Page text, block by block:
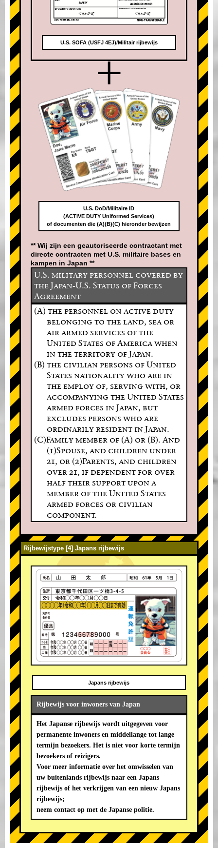
U.S. SOFA (USFJ 4EJ)/Militair rijbewijs
+
U.S. DoD/Militaire ID
(ACTIVE DUTY Uniformed Services)
of documenten die (A)(B)(C) hieronder bewijzen
** Wij zijn een geautoriseerde contractant met
directe contracten met U.S. militaire bases en
kampen in Japan **
U.S. military personnel covered by
the Japan-U.S. Status of Forces
Agreement
(A) the personnel on active duty
belonging to the land, sea or
air armed services of the
United States of America when
in the territory of Japan.
(B) the civilian persons of United
States nationality who are in
the employ of, serving with, or
accompanying the United States
armed forces in Japan, but
excludes persons who are
ordinarily resident in Japan.
(C)Family member of (A) or (B). And
(1)Spouse, and children under
21, or (2)Parents, and children
over 21, if dependent for over
half their support upon a
member of the United States
armed forces or civilian
component.
Rijbewijstype [4] Japans rijbewijs
Japans rijbewijs
Rijbewijs voor inwoners van Japan
Het Japanse rijbewijs wordt uitgegeven voor
permanente inwoners en middellange tot lange
termijn bezoekers. Het is niet voor korte termijn
bezoekers of reizigers.
Voor meer informatie over het omwisselen van
uw buitenlands rijbewijs naar een Japans
rijbewijs of het verkrijgen van een nieuw Japans
rijbewijs;
neem contact op met de Japanse politie.